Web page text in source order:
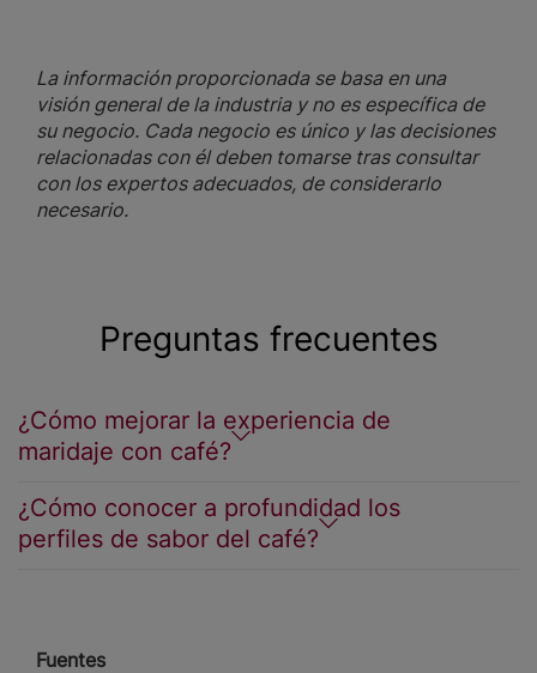
La información proporcionada se basa en una
visión general de la industria y no es específica de
su negocio. Cada negocio es único y las decisiones
relacionadas con él deben tomarse tras consultar
con los expertos adecuados, de considerarlo
necesario.
Preguntas frecuentes
¿Cómo mejorar la experiencia de
maridaje con café?
¿Cómo conocer a profundidad los
perfiles de sabor del café?
Fuentes